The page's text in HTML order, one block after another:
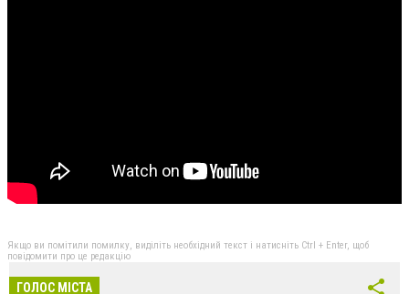
Якщо ви помітили помилку, виділіть необхідний текст і натисніть Ctrl + Enter, щоб
повідомити про це редакцію
ГОЛОС МІСТА